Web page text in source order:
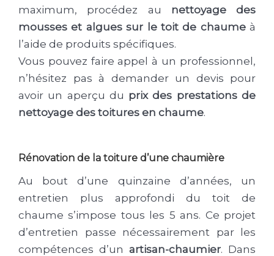
maximum, procédez au nettoyage des
mousses et algues sur le toit de chaumeà
l’aide de produits spécifiques.
Vous pouvez faire appel à un professionnel,
n’hésitez pas à demander un devis pour
avoir un aperçu du prix des prestations de
nettoyage des toitures en chaume.
Rénovation de la toiture d’une chaumière
Au bout d’une quinzaine d’années, un
entretien plus approfondi du toit de
chaume s’impose tous les 5 ans. Ce projet
d’entretien passe nécessairement par les
compétences d’un artisan-chaumier. Dans